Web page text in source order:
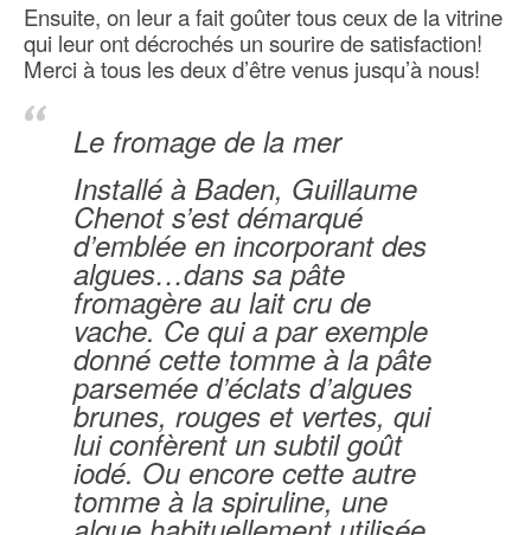
Ensuite, on leur afait goûter tous ceux de la vitrine
qui leur ont décrochés un sourire de satisfaction!
Merci à tous les deux d’être venus jusqu’à nous!
Le fromage de la mer
Installé à Baden, Guillaume
Chenot s’est démarqué
d’emblée en incorporant des
algues…dans sa pâte
fromagère au lait cru de
vache. Ce qui a par exemple
donné cette tomme à la pâte
parsemée d’éclats d’algues
brunes, rouges et vertes, qui
lui confèrent un subtil goût
iodé. Ou encore cette autre
tomme à la spiruline, une